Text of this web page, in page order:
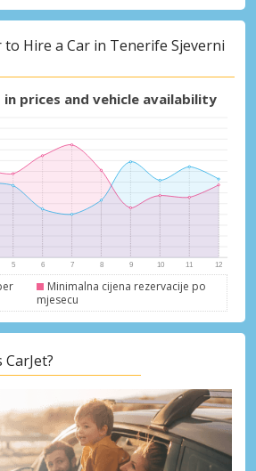
Hire a Car in Tenerife Sjeverni
prices and vehicle availability
Minimalna cijena rezervacije po
mjesecu